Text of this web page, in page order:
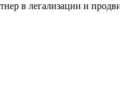
в легализации и